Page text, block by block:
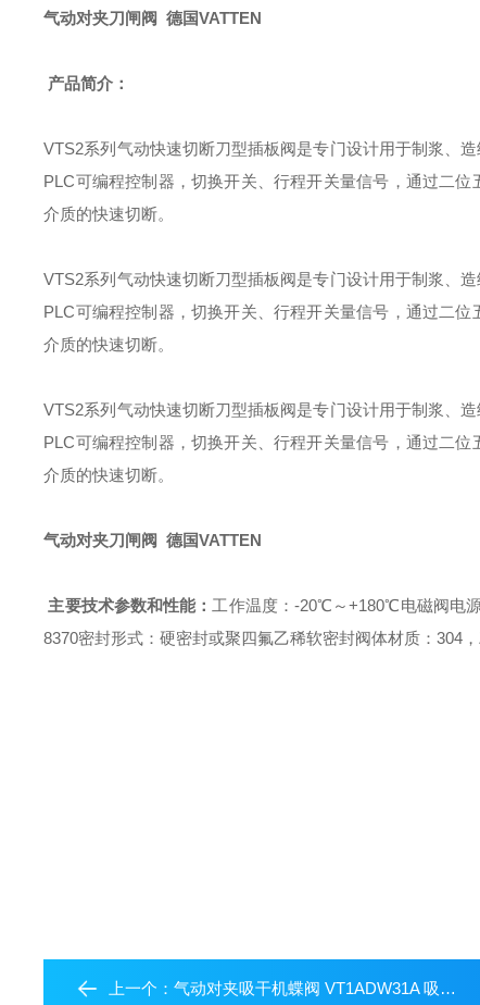
气动对夹刀闸阀 德国VATTEN
产品简介：
VTS2系列气动快速切断刀型插板阀是专门设计用于制浆、
PLC可编程控制器，切换开关、行程开关量信号，通过二
介质的快速切断。
VTS2系列气动快速切断刀型插板阀是专门设计用于制浆、
PLC可编程控制器，切换开关、行程开关量信号，通过二
介质的快速切断。
VTS2系列气动快速切断刀型插板阀是专门设计用于制浆、
PLC可编程控制器，切换开关、行程开关量信号，通过二
介质的快速切断。
气动对夹刀闸阀 德国VATTEN
主要技术参数和性能： 工作温度： -20℃～+180℃电磁阀电
8370密封形式：硬密封或聚四氟乙稀软密封阀体材质：304 ，
上一个：气动对夹吸干机蝶阀 VT1ADW31A 吸干机